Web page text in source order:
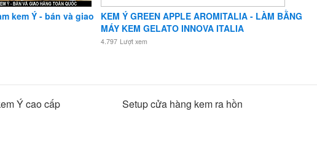
kem Ý - bán và giao
KEM Ý GREEN APPLE AROMITALIA - LÀM BẰNG
MÁY KEM GELATO INNOVA ITALIA
4.797 Lượt xem
Ý cao cấp Setup cửa hàng kem ra hồn